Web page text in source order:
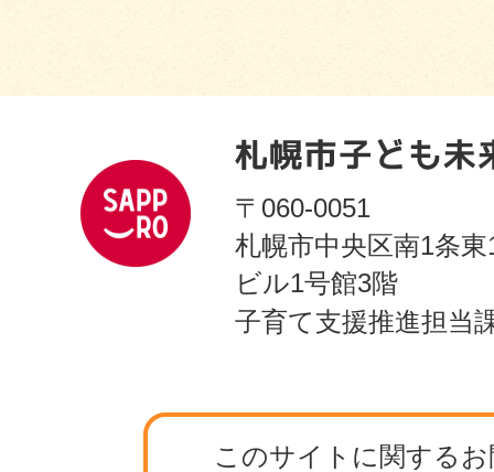
〒060-0051
札幌市中央区南1条
ビル1号館3階
子育て支援推進担当
このサイトに関する